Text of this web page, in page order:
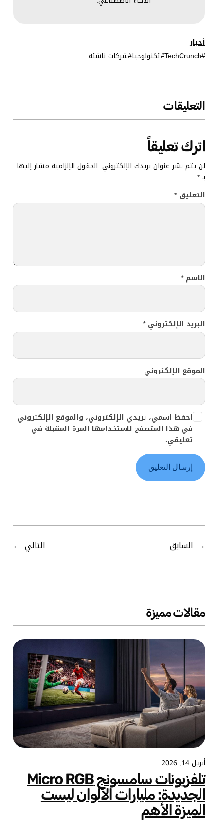
أخبار
TechCrunch تكنولوجيا شركات ناشئة
التعليقات
اترك تعليقاً
لن يتم نشر عنوان بريدك الإلكتروني. الحقول الإلزامية مشار إليها
بـ*
التعليق*
الاسم*
البريد الإلكتروني*
الموقع الإلكتروني
احفظ اسمي، بريدي الإلكتروني، والموقع الإلكتروني
في هذا المتصفح لاستخدامها المرة المقبلة في
تعليقي.
← السابق التالي →
مقالات مميزة
أبريل 14, 2026
تلفزيونات سامسونج Micro RGB
الجديدة: مليارات الألوان ليست
الميزة الأهم